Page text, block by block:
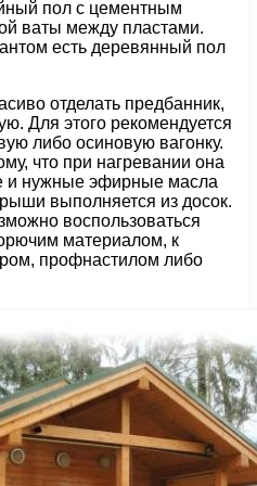
пол с цементным
ваты между пластами.
есть деревянный пол
отделать предбанник,
Для этого рекомендуется
либо осиновую вагонку.
что при нагревании она
и нужные эфирные масла
выполняется из досок.
воспользоваться
материалом, к
профнастилом либо